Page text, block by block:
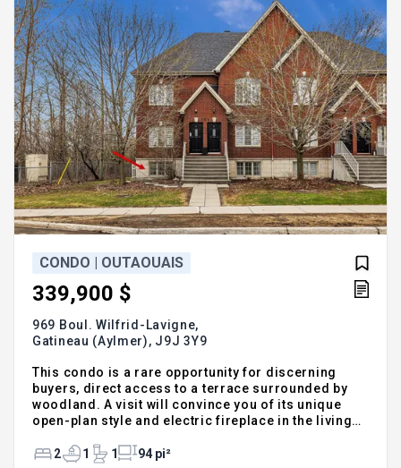
CONDO | OUTAOUAIS
339,900 $
969 Boul. Wilfrid-Lavigne,
Gatineau (Aylmer), J9J 3Y9
This condo is a rare opportunity for discerning
buyers, direct access to a terrace surrounded by
woodland. A visit will convince you of its unique
open-plan style and electric fireplace in the living
high ceilings giving vastness to your space, a very
2 1 1 94 pi²